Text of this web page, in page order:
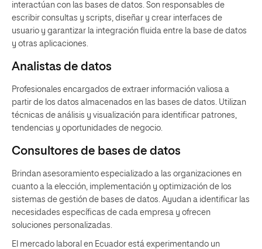
interactúan con las bases de datos. Son responsables de
escribir consultas y scripts, diseñar y crear interfaces de
usuario y garantizar la integración fluida entre la base de datos
y otras aplicaciones.
Analistas de datos
Profesionales encargados de extraer información valiosa a
partir de los datos almacenados en las bases de datos. Utilizan
técnicas de análisis y visualización para identificar patrones,
tendencias y oportunidades de negocio.
Consultores de bases de datos
Brindan asesoramiento especializado a las organizaciones en
cuanto a la elección, implementación y optimización de los
sistemas de gestión de bases de datos. Ayudan a identificar las
necesidades específicas de cada empresa y ofrecen
soluciones personalizadas.
El mercado laboral en Ecuador está experimentando un